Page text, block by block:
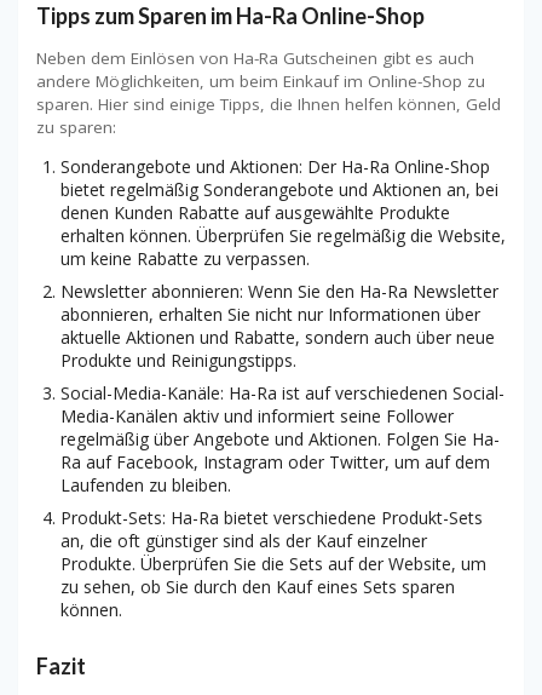
Tipps zum Sparen im Ha-Ra Online-Shop
Neben dem Einlösen von Ha-Ra Gutscheinen gibt es auch
andere Möglichkeiten, um beim Einkauf im Online-Shop zu
sparen. Hier sind einige Tipps, die Ihnen helfen können, Geld
zu sparen:
Sonderangebote und Aktionen: Der Ha-Ra Online-Shop
bietet regelmäßig Sonderangebote und Aktionen an, bei
denen Kunden Rabatte auf ausgewählte Produkte
erhalten können. Überprüfen Sie regelmäßig die Website,
um keine Rabatte zu verpassen.
Newsletter abonnieren: Wenn Sie den Ha-Ra Newsletter
abonnieren, erhalten Sie nicht nur Informationen über
aktuelle Aktionen und Rabatte, sondern auch über neue
Produkte und Reinigungstipps.
Social-Media-Kanäle: Ha-Ra ist auf verschiedenen Social-
Media-Kanälen aktiv und informiert seine Follower
regelmäßig über Angebote und Aktionen. Folgen Sie Ha-
Ra auf Facebook, Instagram oder Twitter, um auf dem
Laufenden zu bleiben.
Produkt-Sets: Ha-Ra bietet verschiedene Produkt-Sets
an, die oft günstiger sind als der Kauf einzelner
Produkte. Überprüfen Sie die Sets auf der Website, um
zu sehen, ob Sie durch den Kauf eines Sets sparen
können.
Fazit